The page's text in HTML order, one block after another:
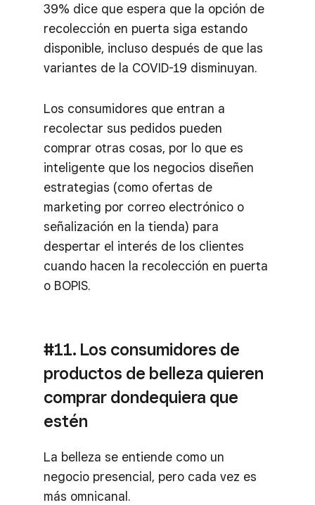
39% dice que espera que la opción de
recolección en puerta siga estando
disponible, incluso después de que las
variantes de la COVID-19 disminuyan.
Los consumidores que entran a
recolectar sus pedidos pueden
comprar otras cosas, por lo que es
inteligente que los negocios diseñen
estrategias (como ofertas de
marketing por correo electrónico o
señalización en la tienda) para
despertar el interés de los clientes
cuando hacen la recolección en puerta
o BOPIS.
#11. Los consumidores de
productos de belleza quieren
comprar dondequiera que
estén
La belleza se entiende como un
negocio presencial, pero cada vez es
más omnicanal.